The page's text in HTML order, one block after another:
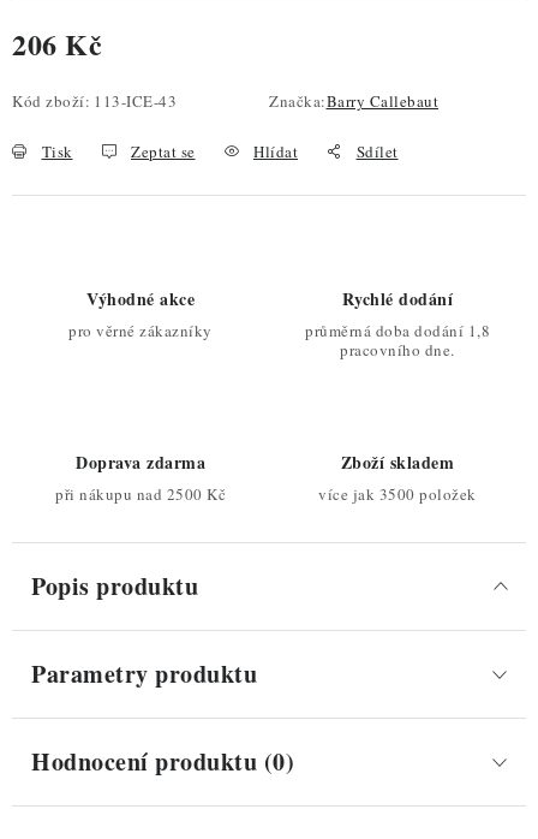
206 Kč
Kód zboží: 113-ICE-43 Značka:Barry Callebaut
Tisk Zeptat se Hlídat Sdílet
Výhodné akce
pro věrné zákazníky
Rychlé dodání
průměrná doba dodání 1,8
pracovního dne.
Doprava zdarma
při nákupu nad 2500 Kč
Zboží skladem
více jak 3500 položek
Popis produktu
Parametry produktu
Hodnocení produktu (0)